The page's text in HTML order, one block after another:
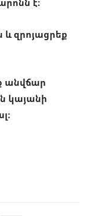
է։
զրոյացրեք
անվճար
կայանի